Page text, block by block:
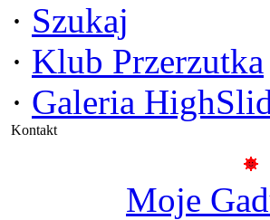
· Szukaj
· Klub Przerzutka
· Galeria
Kontakt
Moje